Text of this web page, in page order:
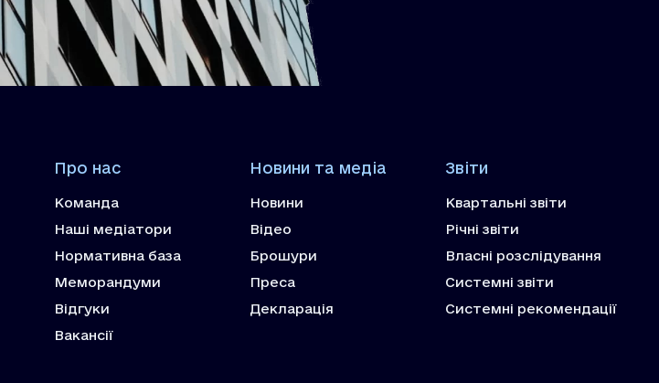
Про нас
Команда
Наші медіатори
Нормативна база
Меморандуми
Відгуки
Вакансії
Новини та медіа
Новини
Відео
Брошури
Преса
Декларація
Звіти
Квартальні звіти
Річні звіти
Власні розслідування
Системні звіти
Системні рекомендації